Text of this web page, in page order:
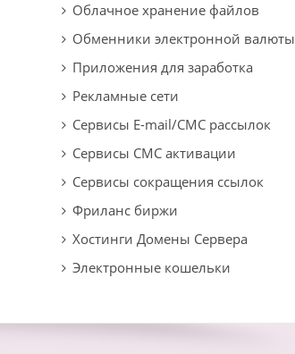
Облачное хранение файлов
Обменники электронной валюты
Приложения для заработка
Рекламные сети
Сервисы E-mail/СМС рассылок
Сервисы СМС активации
Сервисы сокращения ссылок
Фриланс биржи
Хостинги Домены Сервера
Электронные кошельки